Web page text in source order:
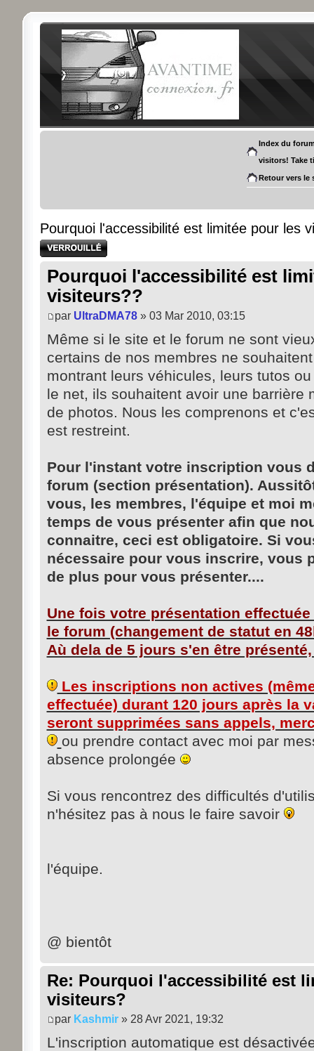
Index du
visitors! Take
Retour vers le
Pourquoi l'accessibilité est limitée pour les
Sujet verrouillé
Pourquoi l'accessibilité est
visiteurs??
par UltraDMA78» 03 Mar 2010, 03:15
Même si le site et le forum ne sont
certains de nos membres ne
montrant leurs véhicules, leurs tutos
le net, ils souhaitent avoir une barrière
de photos. Nous les comprenons et
est restreint.
Pour l'instant votre inscription vous
forum (section présentation).
vous, les membres, l'équipe et moi
temps de vous présenter afin que
connaitre, ceci est obligatoire. Si
nécessaire pour vous inscrire, vous
de plus pour vous présenter....
Une fois votre présentation
le forum (changement de statut en
Aù dela de 5 jours s'en être
Les inscriptions non actives
effectuée) durant 120 jours après la
seront supprimées sans appels,
ou prendre contact avec moi par
absence prolongée
Si vous rencontrez des difficultés
n'hésitez pas à nous le faire savoir
l'équipe.
@ bientôt
Re: Pourquoi l'accessibilité est
visiteurs?
par Kashmir» 28 Avr 2021, 19:32
L'inscription automatique est